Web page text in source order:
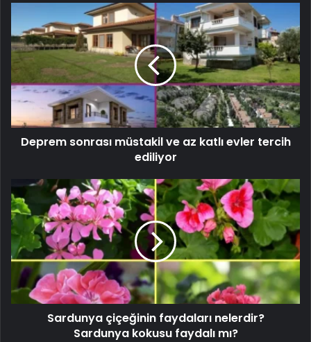
Deprem sonrası müstakil ve az katlı evler tercih
ediliyor
Sardunya çiçeğinin faydaları nelerdir?
Sardunya kokusu faydalı mı?